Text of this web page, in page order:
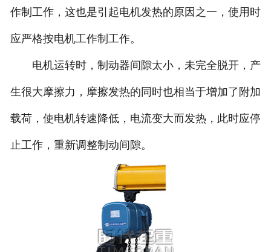
作制工作，这也是引起电机发热的原因之一，使用时
应严格按电机工作制工作。
电机运转时，制动器间隙太小，未完全脱开，产
生很大摩擦力，摩擦发热的同时也相当于增加了附加
载荷，使电机转速降低，电流变大而发热，此时应停
止工作，重新调整制动间隙。